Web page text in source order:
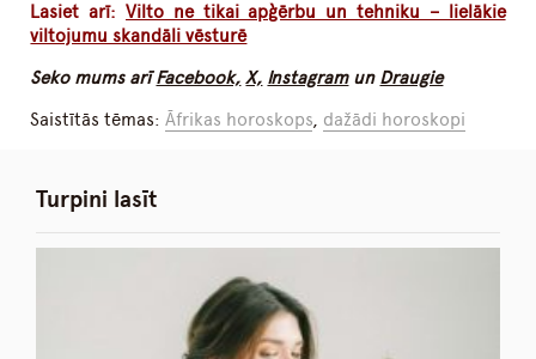
Lasiet arī:Vilto ne tikai apģērbu un tehniku – lielākie
viltojumu skandāli vēsturē
Seko mums arīFacebook, X, Instagramun Draugie
Saistītās tēmas:Āfrikas horoskops, dažādi horoskopi
Turpini lasīt